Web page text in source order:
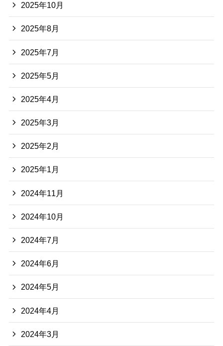
2025年10月
2025年8月
2025年7月
2025年5月
2025年4月
2025年3月
2025年2月
2025年1月
2024年11月
2024年10月
2024年7月
2024年6月
2024年5月
2024年4月
2024年3月